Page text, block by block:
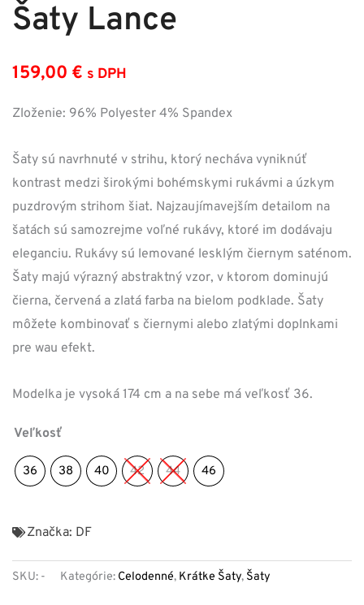
Šaty Lance
159,00 € s DPH
Zloženie: 96% Polyester 4% Spandex
Šaty sú navrhnuté v strihu, ktorý necháva vyniknúť
kontrast medzi širokými bohémskymi rukávmi a úzkym
puzdrovým strihom šiat. Najzaujímavejším detailom na
šatách sú samozrejme voľné rukávy, ktoré im dodávaju
eleganciu. Rukávy sú lemované lesklým čiernym saténom.
Šaty majú výrazný abstraktný vzor, v ktorom dominujú
čierna, červená a zlatá farba na bielom podklade. Šaty
môžete kombinovať s čiernymi alebo zlatými doplnkami
pre wau efekt.
Modelka je vysoká 174 cm a na sebe má veľkosť 36.
Veľkosť
36 38 40 42 44 46
Značka: DF
SKU: - Kategórie: Celodenné, Krátke Šaty, Šaty